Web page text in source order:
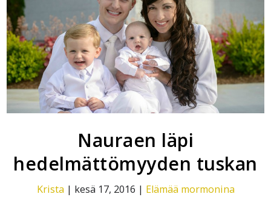
Nauraen läpi
hedelmättömyyden tuskan
Krista | kesä 17, 2016 | Elämää mormonina